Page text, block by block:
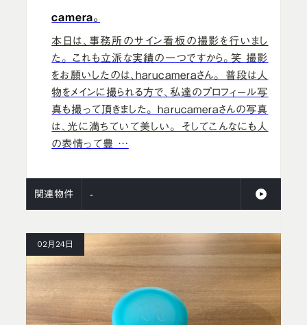
camera。
本日は、事務所のサイン看板の撮影を行いまし
た。 これも立派な実績の一つですから。笑 撮影
をお願いしたのは、harucameraさん。 普段は人
物をメインに撮られる方で、私達のプロフィール写
真も撮って頂きました。 harucameraさんの写真
は、光に満ちていて美しい。 そしてこんなにも人
の表情って豊 …
関連物件 -
02月24日